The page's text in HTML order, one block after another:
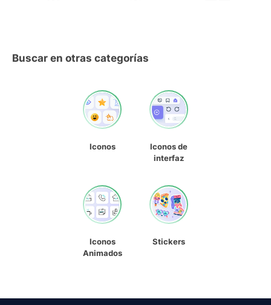
Buscar en otras categorías
Iconos
Iconos de
interfaz
Iconos
Animados
Stickers